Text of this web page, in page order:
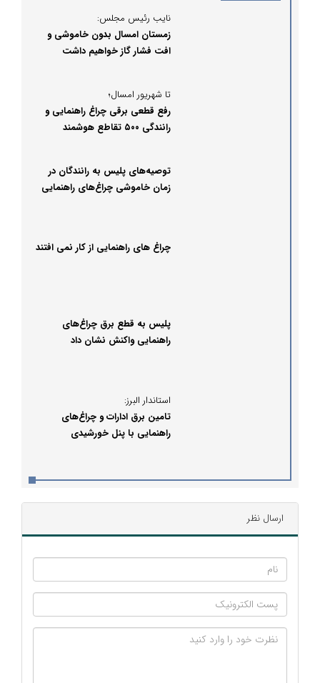
نایب رئیس مجلس:
زمستان امسال بدون خاموشی و
افت فشار گاز خواهیم داشت
تا شهریور امسال؛
رفع قطعی برقی چراغ راهنمایی و
رانندگی ۵۰۰ تقاطع هوشمند
توصیه‌های پلیس به رانندگان در
زمان خاموشی چراغ‌های راهنمایی
چراغ های راهنمایی از کار نمی افتند
پلیس به قطع برق چراغ‌های
راهنمایی واکنش نشان داد
استاندار البرز:
تامین برق ادارات و چراغ‌های
راهنمایی با پنل خورشیدی
ارسال نظر